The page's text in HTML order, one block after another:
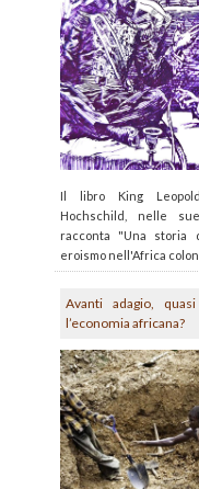
Il libro King
Hochschild, nelle
racconta "Una storia
eroismo nell'Africa
Avanti adagio,
l’economia africana?